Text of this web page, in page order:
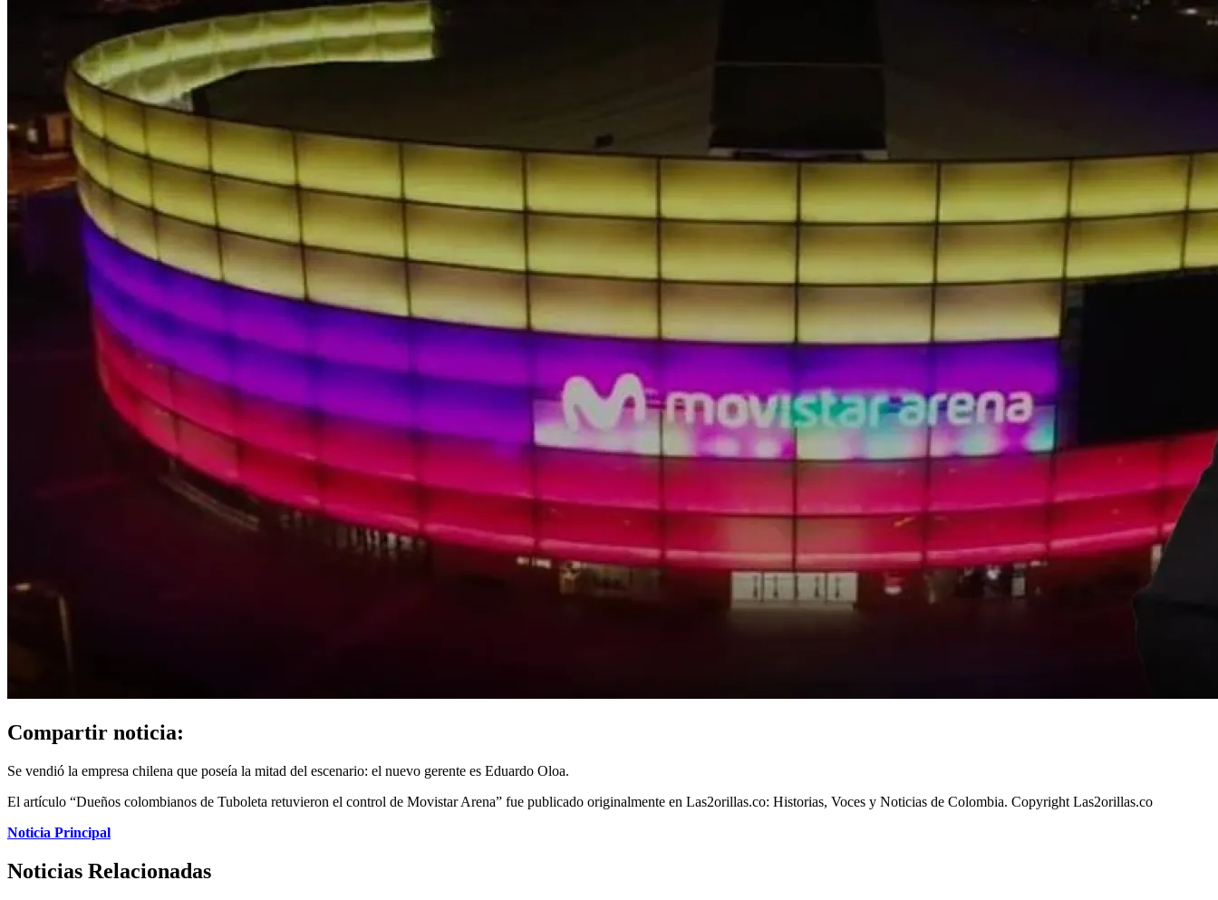
Compartir noticia:
Se vendió la empresa chilena que poseía la mitad del escenario: el nuevo gerente es Eduardo Oloa.
El artículo “Dueños colombianos de Tuboleta retuvieron el control de Movistar Arena” fue publicado originalmente en Las2orillas.co: Historias, Voces y Noticias de Colombia. Copyright Las2orillas.co
Noticia Principal
Noticias Relacionadas